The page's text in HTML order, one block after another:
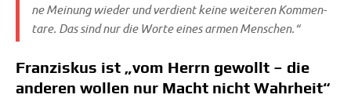
ne Mei­nung wie­der und ver­dient kei­ne wei­te­ren Kom­men­
ta­re. Das sind nur die Wor­te eines armen Menschen.“
Franziskus ist „vom Herrn gewollt – die
anderen wollen nur Macht nicht Wahrheit“